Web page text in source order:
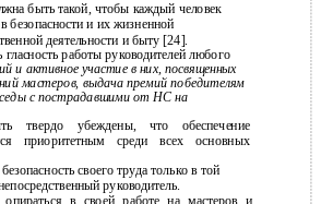
быть такой, чтобы каждый человек
безопасности и их жизненной
деятельности и быту [24].
работы руководителей любого
и активное участие в них, посвященных
мастеров, выдача премий победителям
с пострадавшими от НС на
твердо убеждены, что обеспечение
приоритетным среди всех основных
своего труда только в той
руководитель.
в своей работе на мастеров и